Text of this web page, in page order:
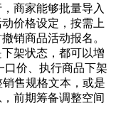
商家能够批量导入
价格设定，按需上
销商品活动报名。
架状态，都可以增
口价、执行商品下架
售规格文本，或是
前期筹备调整空间